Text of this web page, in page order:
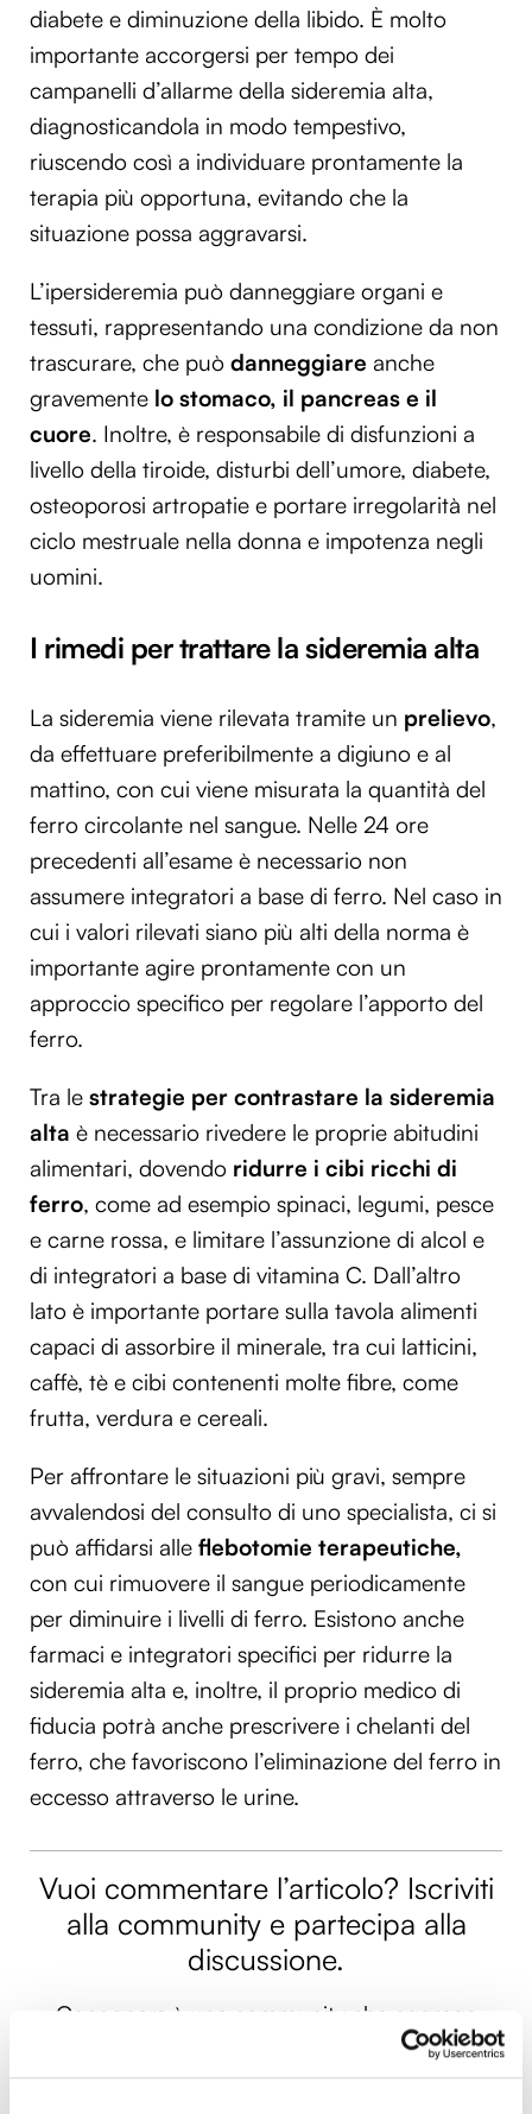
diabete e diminuzione della libido. È molto
importante accorgersi per tempo dei
campanelli d’allarme della sideremia alta,
diagnosticandola in modo tempestivo,
riuscendo così a individuare prontamente la
terapia più opportuna, evitando che la
situazione possa aggravarsi.
L’ipersideremia può danneggiare organi e
tessuti, rappresentando una condizione da non
trascurare, che può danneggiare anche
gravemente lo stomaco, il pancreas e il
cuore. Inoltre, è responsabile di disfunzioni a
livello della tiroide, disturbi dell’umore, diabete,
osteoporosi artropatie e portare irregolarità nel
ciclo mestruale nella donna e impotenza negli
uomini.
I rimedi per trattare la sideremia alta
La sideremia viene rilevata tramite un prelievo,
da effettuare preferibilmente a digiuno e al
mattino, con cui viene misurata la quantità del
ferro circolante nel sangue. Nelle 24 ore
precedenti all’esame è necessario non
assumere integratori a base di ferro. Nel caso in
cui i valori rilevati siano più alti della norma è
importante agire prontamente con un
approccio specifico per regolare l’apporto del
ferro.
Tra le strategie per contrastare la sideremia
alta è necessario rivedere le proprie abitudini
alimentari, dovendo ridurre i cibi ricchi di
ferro, come ad esempio spinaci, legumi, pesce
e carne rossa, e limitare l’assunzione di alcol e
di integratori a base di vitamina C. Dall’altro
lato è importante portare sulla tavola alimenti
capaci di assorbire il minerale, tra cui latticini,
caffè, tè e cibi contenenti molte fibre, come
frutta, verdura e cereali.
Per affrontare le situazioni più gravi, sempre
avvalendosi del consulto di uno specialista, ci si
può affidarsi alle flebotomie terapeutiche,
con cui rimuovere il sangue periodicamente
per diminuire i livelli di ferro. Esistono anche
farmaci e integratori specifici per ridurre la
sideremia alta e, inoltre, il proprio medico di
fiducia potrà anche prescrivere i chelanti del
ferro, che favoriscono l’eliminazione del ferro in
eccesso attraverso le urine.
Vuoi commentare l’articolo? Iscriviti
alla community e partecipa alla
discussione.
Cocooners è una community che aggrega
persone appassionate, piene di interessi e
gratitudine nei confronti della vita, per offrire